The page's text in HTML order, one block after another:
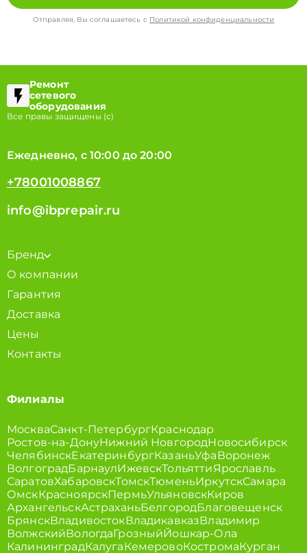
Отправляя, Вы соглашаетесь с Политикой конфиденциальности
Ремонт
сетевого
оборудования
Все правы защищены (с)
Ежедневно, с 10:00 до 20:00
+78001008867
info@ibprepair.ru
Бренд
О компании
Гарантия
Доставка
Цены
Контакты
Филиалы
МоскваСанкт-ПетербургКраснодар
Ростов-на-ДонуНижний НовгородНовосибирск
ЧелябинскЕкатеринбургКазаньУфаВоронеж
ВолгоградБарнаулИжевскТольяттиЯрославль
СаратовХабаровскТомскТюменьИркутскСамара
ОмскКрасноярскПермьУльяновскКиров
АрхангельскАстраханьБелгородБлаговещенск
БрянскВладивостокВладикавказВладимир
ВолжскийВологдаГрозныйЙошкар-Ола
КалининградКалугаКемеровоКостромаКурган